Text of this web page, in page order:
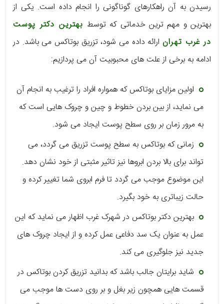
رسیدن به آن راهکارهای گوناگونی را انجام داده است. یکی از
بهترین و مهم ترین خدماتی که توسطبهترین دکتر پوست
در غرب تهرانارائه داده می‌ شود، تزریق بوتاکس می‌ باشد. در
ادامه به برخی از علت‌ های محبوبیت آن می‌ پردازیم:
اولین مزایای بوتاکس که همواره افراد را ترغیب به انجام آن
می‌ نماید، از بین بردن خطوط و چین و چروک هایی است که
به مرور زمان بر روی سطح پوست ایجاد می‌ شود.
زمانی که بوتاکس به سطح پوست تزریق می‌ گردد، می‌
تواند برای بالا بردن ابروها نیز تاثیر مثبتی از خود نشان دهد.
این موضوع موجب می‌ گردد تا فرم ابروی شما تغییر کرده و
حالت زیباتری به خود بگیرد.
بهترین دکتر بوتاکس در شهرک غرب اظهار می‌ نماید که این
عمل به عنوان یک سد دفاعی عمل کرده و از ایجاد چروک‌ های
جدید نیز جلوگیری می‌ کند.
شاید برایتان جالب باشد که بدانید تزریق کردن بوتاکس در
قسمت‌ هایی همچون زیر بغل و بر روی دست‌ ها موجب می‌